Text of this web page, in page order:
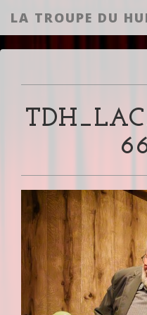
LA TROUPE DU